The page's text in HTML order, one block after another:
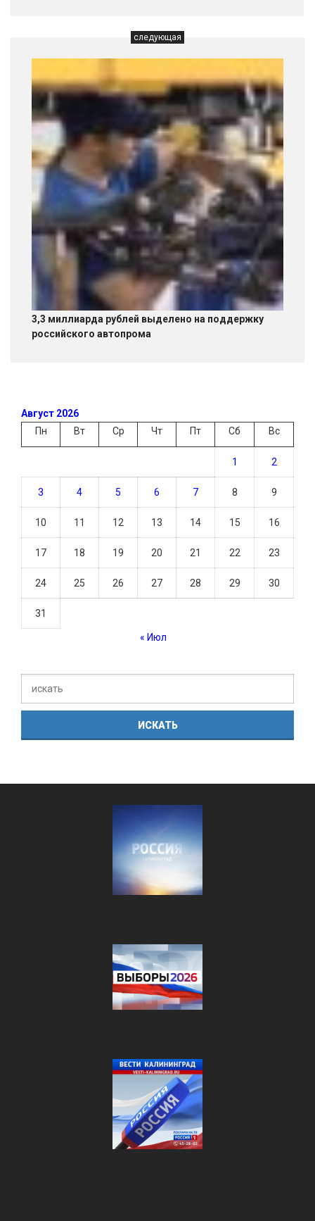
следующая
3,3 миллиарда рублей выделено на поддержку
российского автопрома
Август 2026
Пн
Вт Ср Чт Пт Сб Вс
1 2
3 4 5 6 7 8 9
10 11 12 13 14 15 16
17 18 19 20 21 22 23
24 25 26 27 28 29 30
31
« Июл